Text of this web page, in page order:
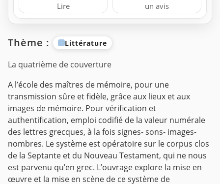
Lire un avis
Thème : Littérature
La quatrième de couverture
A l’école des maîtres de mémoire, pour une
transmission sûre et fidèle, grâce aux lieux et aux
images de mémoire. Pour vérification et
authentification, emploi codifié de la valeur numérale
des lettres grecques, à la fois signes- sons- images-
nombres. Le système est opératoire sur le corpus clos
de la Septante et du Nouveau Testament, qui ne nous
est parvenu qu’en grec. L’ouvrage explore la mise en
œuvre et la mise en scène de ce système de